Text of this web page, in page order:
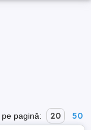
pagină: 20 50